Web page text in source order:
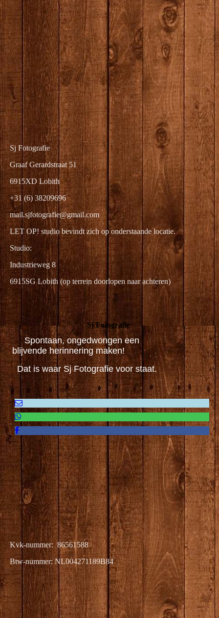
7N0A6767
Sj Fotografie
Graaf Gerardstraat 51
6915XD Lobith
+31 (6) 38209696
mail.sjfotografie@gmail.com
LET OP! studio bevindt zich op onderstaande locatie.
Studio:
Industrieweg 8
6915SG Lobith (op terrein doorlopen naar achteren)
Sj Fotografie
Spontaan, ongedwongen een
blijvende herinnering maken!
Dat is waar Sj Fotografie voor staat.
Kvk-nummer: 86561588
Btw-nummer: NL004271189B84